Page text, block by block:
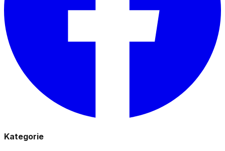
Kategorie